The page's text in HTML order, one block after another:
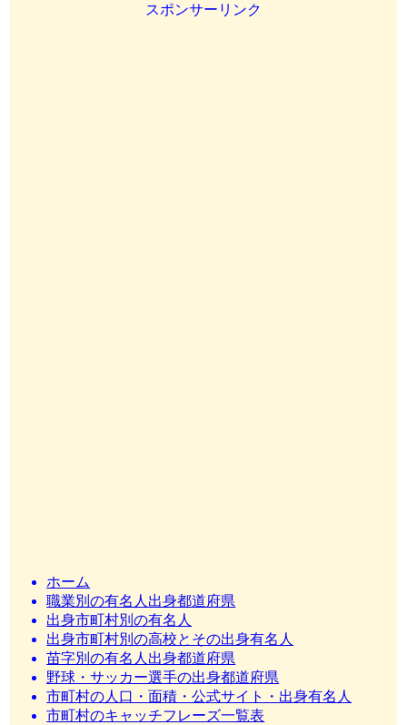
スポンサーリンク
ホーム
職業別の有名人出身都道府県
出身市町村別の有名人
出身市町村別の高校とその出身有名人
苗字別の有名人出身都道府県
野球・サッカー選手の出身都道府県
市町村の人口・面積・公式サイト・出身有名人
市町村のキャッチフレーズ一覧表